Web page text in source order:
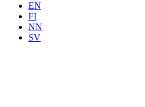
EN
FI
NN
SV